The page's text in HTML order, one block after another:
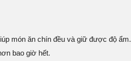
món ăn chín đều và giữ được độ ẩm.
bao giờ hết.